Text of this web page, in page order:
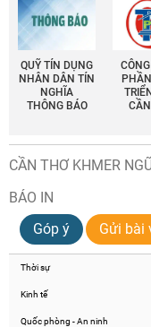
QUỸ TÍN DỤNG
NHÂN DÂN TÍN
NGHĨA
THÔNG BÁO
CẦN THƠ KHMER
BÁO IN
Góp ý
Gửi bài
Thời sự
Kinh tế
Quốc phòng - An ninh